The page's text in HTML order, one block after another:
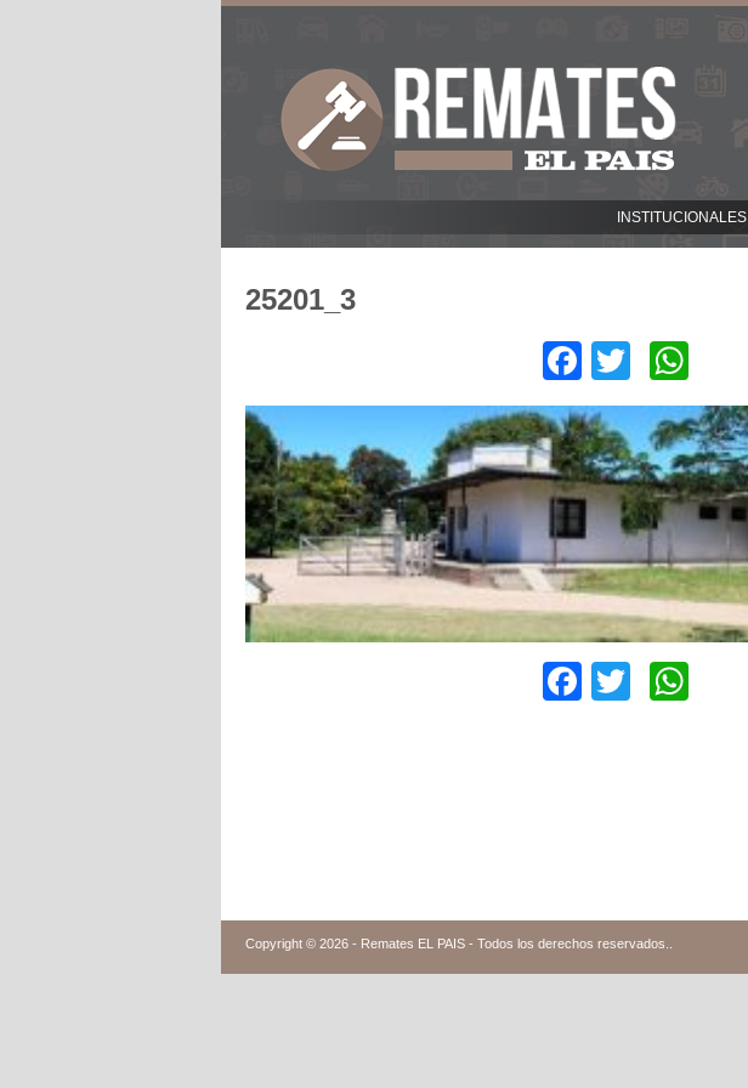
INSTITUCIONALES
25201_3
Facebook
Twitter
Facebook
Twitter
Copyright © 2026 - Remates EL PAIS - Todos los derechos reservados.